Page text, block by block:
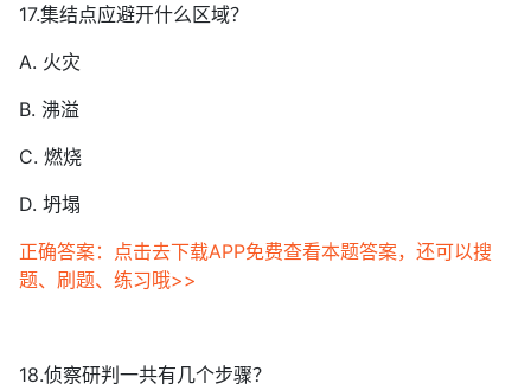
17.集结点应避开什么区域？
A. 火灾
B. 沸溢
C. 燃烧
D. 坍塌
正确答案：点击去下载APP免费查看本题答案，还可以搜
题、刷题、练习哦>>
18.侦察研判一共有几个步骤？